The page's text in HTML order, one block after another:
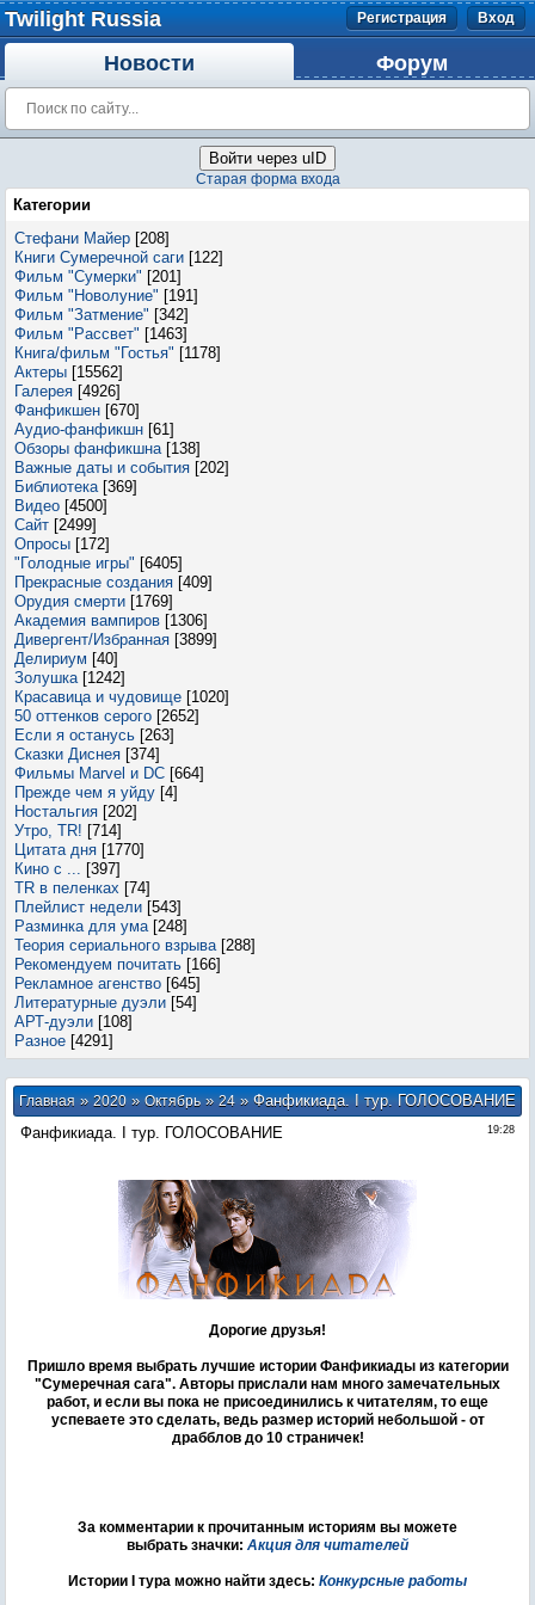
Twilight Russia Регистрация Вход
Новости Форум
Войти через uID
Старая форма входа
Категории
Стефани Майер [208]
Книги Сумеречной саги [122]
Фильм "Сумерки" [201]
Фильм "Новолуние" [191]
Фильм "Затмение" [342]
Фильм "Рассвет" [1463]
Книга/фильм "Гостья" [1178]
Актеры [15562]
Галерея [4926]
Фанфикшен [670]
Аудио-фанфикшн [61]
Обзоры фанфикшна [138]
Важные даты и события [202]
Библиотека [369]
Видео [4500]
Сайт [2499]
Опросы [172]
"Голодные игры" [6405]
Прекрасные создания [409]
Орудия смерти [1769]
Академия вампиров [1306]
Дивергент/Избранная [3899]
Делириум [40]
Золушка [1242]
Красавица и чудовище [1020]
50 оттенков серого [2652]
Если я останусь [263]
Сказки Диснея [374]
Фильмы Marvel и DC [664]
Прежде чем я уйду [4]
Ностальгия [202]
Утро, TR! [714]
Цитата дня [1770]
Кино с ... [397]
TR в пеленках [74]
Плейлист недели [543]
Разминка для ума [248]
Теория сериального взрыва [288]
Рекомендуем почитать [166]
Рекламное агенство [645]
Литературные дуэли [54]
АРТ-дуэли [108]
Разное [4291]
Главная»2020 » Октябрь » 24» Фанфикиада. I тур. ГОЛОСОВАНИЕ
19:28
Фанфикиада. I тур. ГОЛОСОВАНИЕ
Дорогие друзья!
Пришло время выбрать лучшие истории Фанфикиады из категории
"Сумеречная сага". Авторы прислали нам много замечательных
работ, и если вы пока не присоединились к читателям, то еще
успеваете это сделать, ведь размер историй небольшой - от
драбблов до 10 страничек!
За комментарии к прочитанным историям вы можете
выбрать значки: Акция для читателей
Истории I тура можно найти здесь: Конкурсные работы